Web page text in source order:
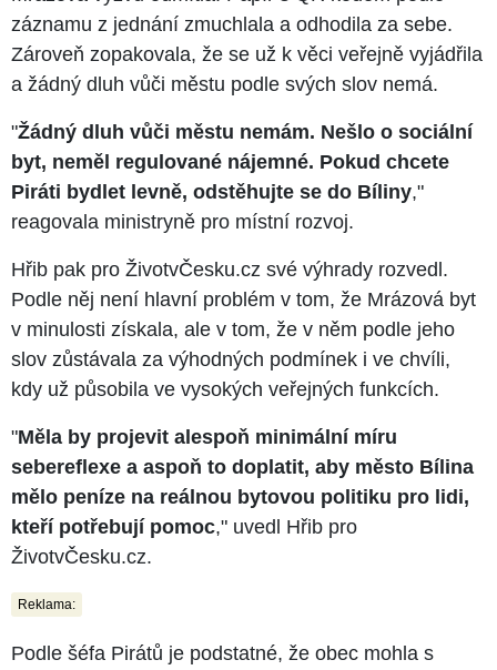
záznamu z jednání zmuchlala a odhodila za sebe.
Zároveň zopakovala, že se už k věci veřejně vyjádřila
a žádný dluh vůči městu podle svých slov nemá.
"Žádný dluh vůči městu nemám. Nešlo o sociální
byt, neměl regulované nájemné. Pokud chcete
Piráti bydlet levně, odstěhujte se do Bíliny,"
reagovala ministryně pro místní rozvoj.
Hřib pak pro ŽivotvČesku.cz své výhrady rozvedl.
Podle něj není hlavní problém v tom, že Mrázová byt
v minulosti získala, ale v tom, že v něm podle jeho
slov zůstávala za výhodných podmínek i ve chvíli,
kdy už působila ve vysokých veřejných funkcích.
"Měla by projevit alespoň minimální míru
sebereflexe a aspoň to doplatit, aby město Bílina
mělo peníze na reálnou bytovou politiku pro lidi,
kteří potřebují pomoc," uvedl Hřib pro
ŽivotvČesku.cz.
Reklama:
Podle šéfa Pirátů je podstatné, že obec mohla s